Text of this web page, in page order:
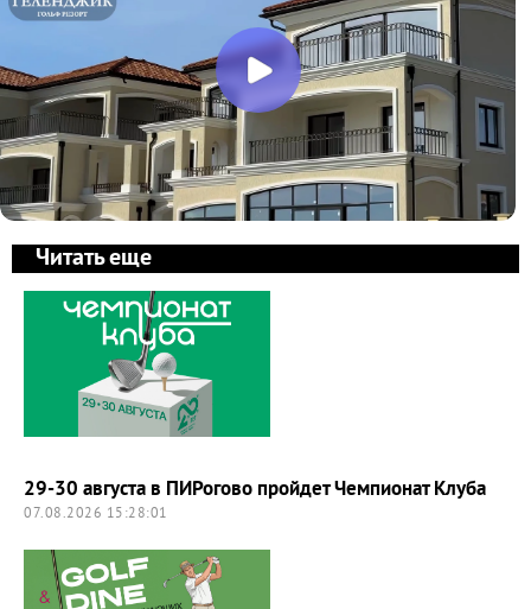
Читать еще
29-30 августа в ПИРогово пройдет Чемпионат Клуба
07.08.2026 15:28:01